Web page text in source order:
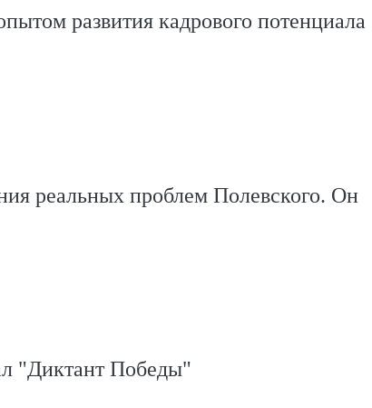
развития кадрового потенциала
реальных проблем Полевского. Он
"Диктант Победы"